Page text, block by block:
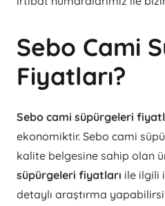
Sebo Cami
Fiyatları?
Sebo cami süpürgeleri
ekonomiktir. Sebo cami
kalite belgesine sahip olan
süpürgeleri fiyatları ile ilgili
detaylı araştırma